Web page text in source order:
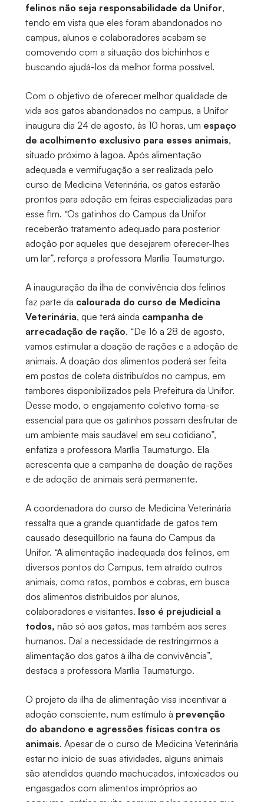
felinos não seja responsabilidade da Unifor,
tendo em vista que eles foram abandonados no
campus, alunos e colaboradores acabam se
comovendo com a situação dos bichinhos e
buscando ajudá-los da melhor forma possível.
Com o objetivo de oferecer melhor qualidade de
vida aos gatos abandonados no campus, a Unifor
inaugura dia 24 de agosto, às 10 horas, um espaço
de acolhimento exclusivo para esses animais,
situado próximo à lagoa. Após alimentação
adequada e vermifugação a ser realizada pelo
curso de Medicina Veterinária, os gatos estarão
prontos para adoção em feiras especializadas para
esse fim. “Os gatinhos do Campus da Unifor
receberão tratamento adequado para posterior
adoção por aqueles que desejarem oferecer-lhes
um lar”, reforça a professora Marília Taumaturgo.
A inauguração da ilha de convivência dos felinos
faz parte da calourada do curso de Medicina
Veterinária, que terá ainda campanha de
arrecadação de ração. “De 16 a 28 de agosto,
vamos estimular a doação de rações e a adoção de
animais. A doação dos alimentos poderá ser feita
em postos de coleta distribuídos no campus, em
tambores disponibilizados pela Prefeitura da Unifor.
Desse modo, o engajamento coletivo torna-se
essencial para que os gatinhos possam desfrutar de
um ambiente mais saudável em seu cotidiano”,
enfatiza a professora Marília Taumaturgo. Ela
acrescenta que a campanha de doação de rações
e de adoção de animais será permanente.
A coordenadora do curso de Medicina Veterinária
ressalta que a grande quantidade de gatos tem
causado desequilíbrio na fauna do Campus da
Unifor. “A alimentação inadequada dos felinos, em
diversos pontos do Campus, tem atraído outros
animais, como ratos, pombos e cobras, em busca
dos alimentos distribuídos por alunos,
colaboradores e visitantes. Isso é prejudicial a
todos, não só aos gatos, mas também aos seres
humanos. Daí a necessidade de restringirmos a
alimentação dos gatos à ilha de convivência”,
destaca a professora Marília Taumaturgo.
O projeto da ilha de alimentação visa incentivar a
adoção consciente, num estímulo à prevenção
do abandono e agressões físicas contra os
animais. Apesar de o curso de Medicina Veterinária
estar no início de suas atividades, alguns animais
são atendidos quando machucados, intoxicados ou
engasgados com alimentos impróprios ao